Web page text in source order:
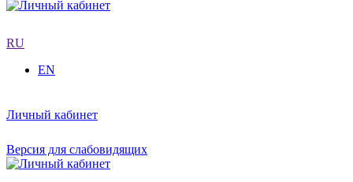
RU
EN
Личный кабинет
Версия для слабовидящих